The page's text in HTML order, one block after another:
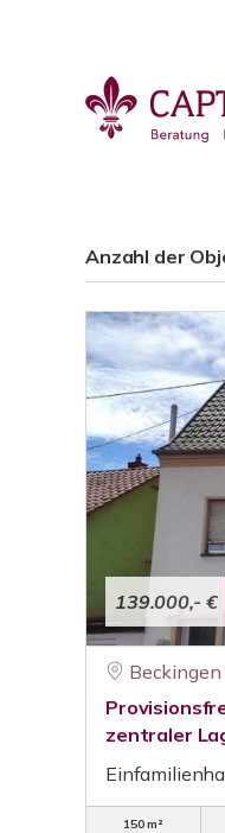
Anzahl der
139.000,- €
Beckingen
zentraler
150 m²